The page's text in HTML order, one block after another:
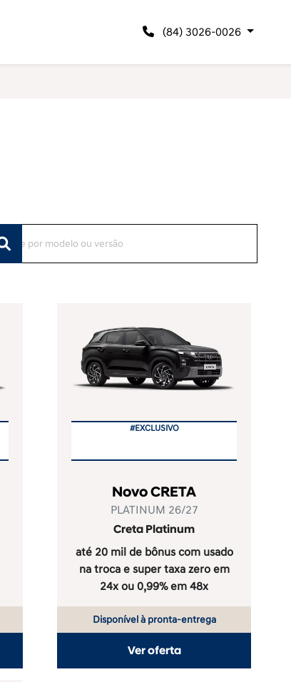
(84) 3026-0026
Novo CRETA
PLATINUM 26/27
#EXCLUSIVO
Creta Platinum
até 20 mil de bônus com usado
na troca e super taxa zero em
24x ou 0,99% em 48x
Disponível à pronta-entrega
Ver oferta